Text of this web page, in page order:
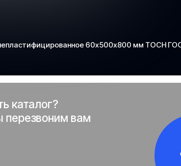
60х500х800 мм ТОСН
каталог?
перезвоним вам